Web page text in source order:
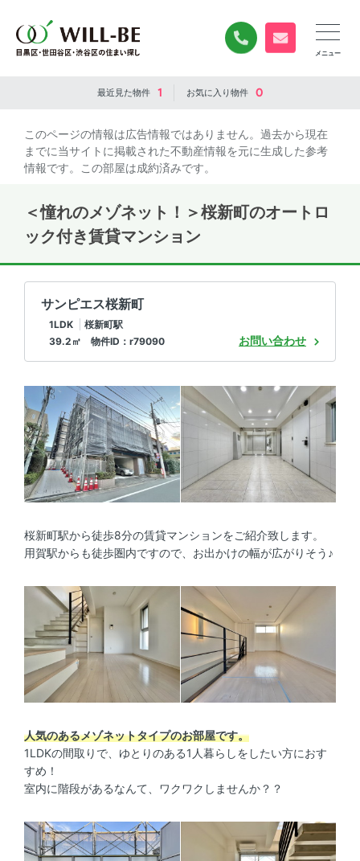
0120-840-834
無料お問い合
最近見た物件 1 お気に入り物件 0
このページの情報は広告情報ではありません。過去から現在
までに当サイトに掲載された不動産情報を元に生成した参考
情報です。この部屋は成約済みです。
＜憧れのメゾネット！＞桜新町のオートロ
ック付き賃貸マンション
サンピエス桜新町
1LDK
桜新町駅
39.2㎡ 物件ID：r79090
お問い合わせ
桜新町駅から徒歩8分の賃貸マンションをご紹介致します。
用賀駅からも徒歩圏内ですので、お出かけの幅が広がりそう♪
人気のあるメゾネットタイプのお部屋です。
1LDKの間取りで、ゆとりのある1人暮らしをしたい方におす
すめ！
室内に階段があるなんて、ワクワクしませんか？？